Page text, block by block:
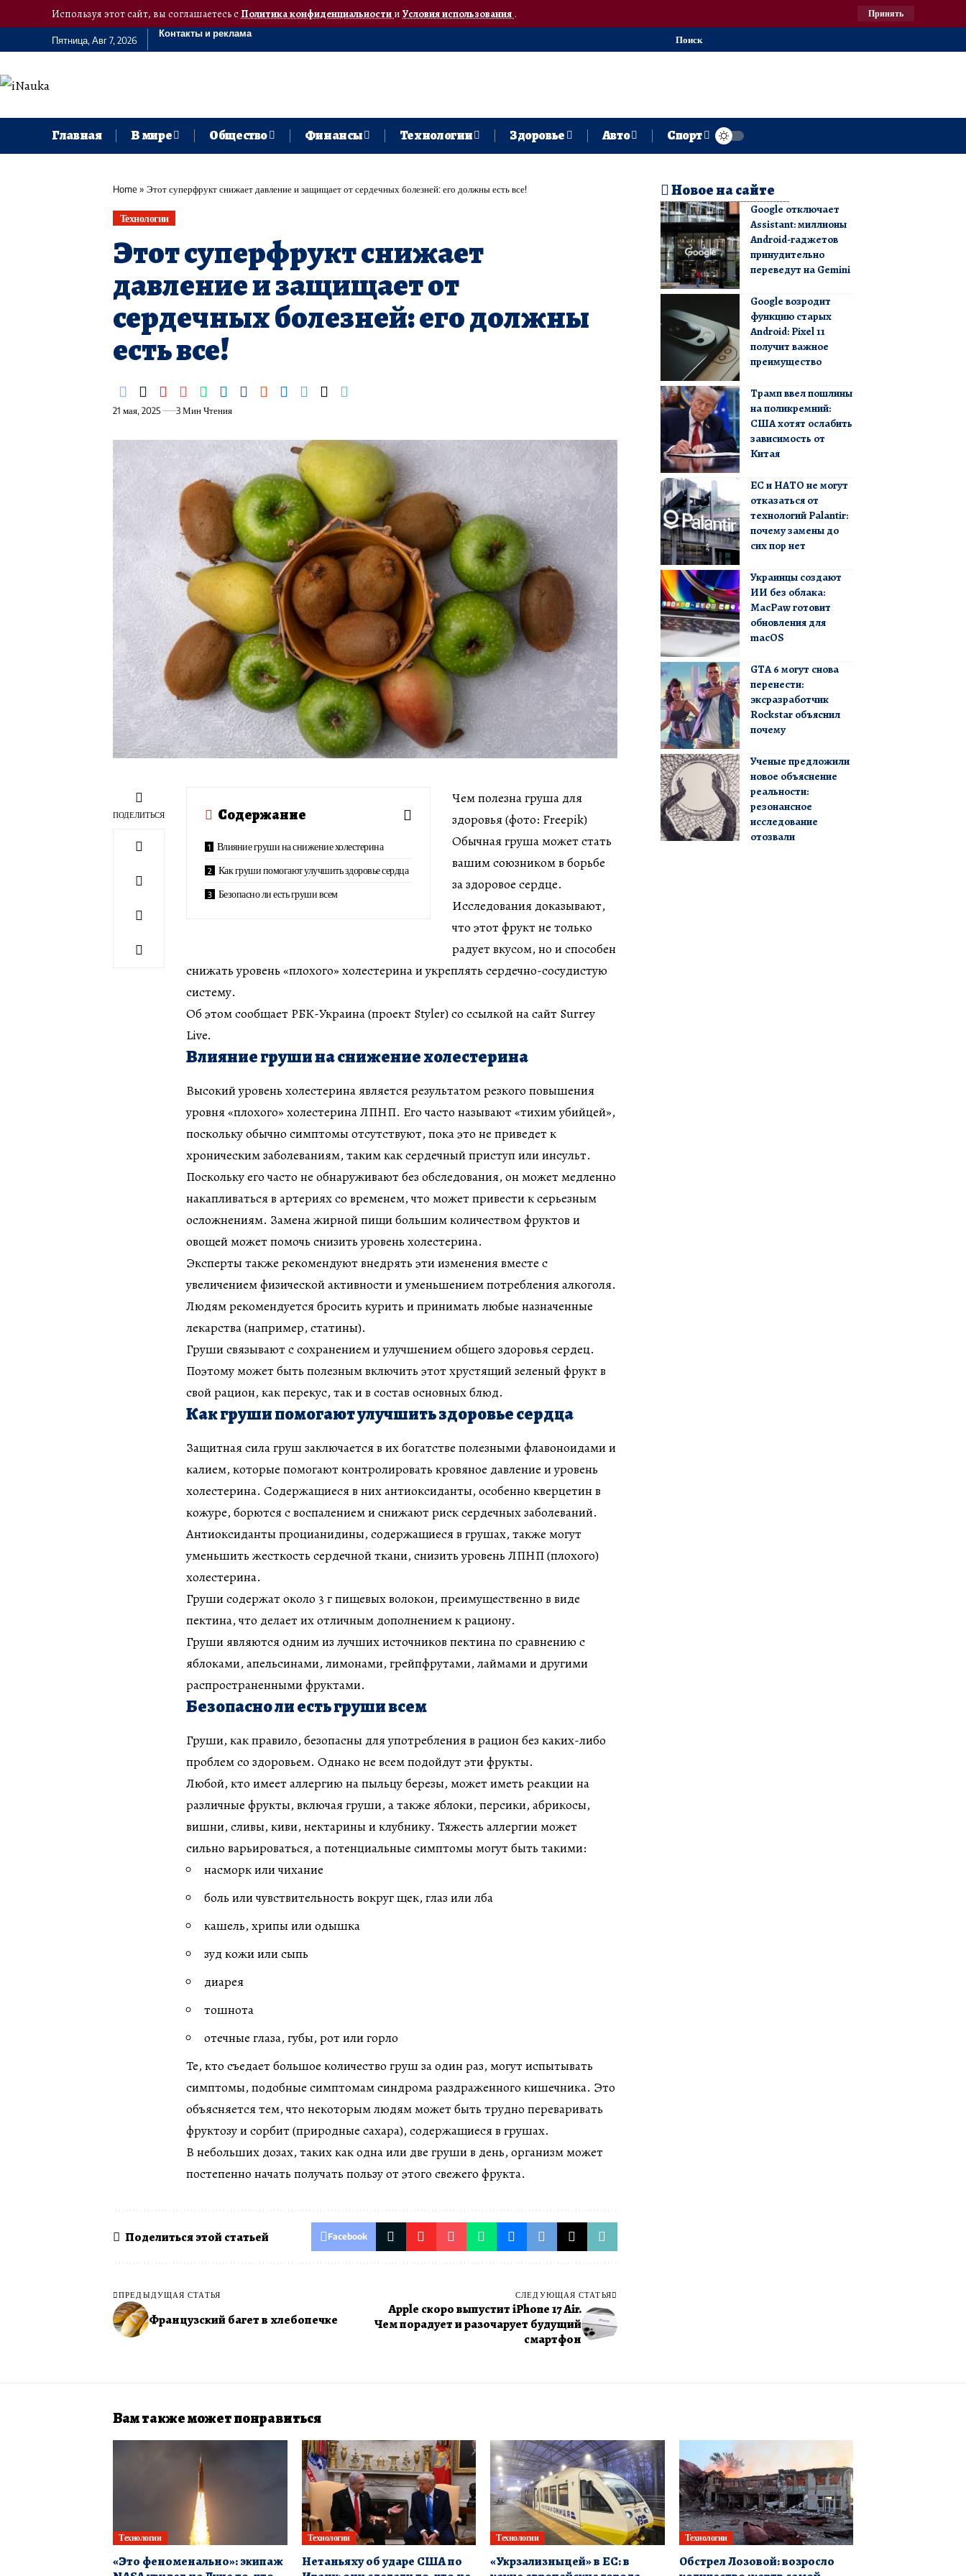
Используя этот сайт, вы соглашаетесь сПолитика конфиденциальностии Условия использования. Принять
Пятница, Авг 7, 2026
Контакты и реклама
Поиск
Главная В мире Общество Финансы Технологии Здоровье Авто Спорт
Home» Этот суперфрукт снижает давление и защищает от сердечных болезней: его должны есть все!
Технологии
Этот суперфрукт снижает
давление и защищает от
сердечных болезней: его должны
есть все!
21 мая, 2025 3 Мин Чтения
ПОДЕЛИТЬСЯ Содержание
Влияние груши на снижение холестерина
Как груши помогают улучшить здоровье сердца
Безопасно ли есть груши всем
Чем полезна груша для
здоровья (фото: Freepik)
Обычная груша может стать
вашим союзником в борьбе
за здоровое сердце.
Исследования доказывают,
что этот фрукт не только
радует вкусом, но и способен
снижать уровень «плохого» холестерина и укреплять сердечно-сосудистую
систему.
Об этом сообщает РБК-Украина (проект Styler) со ссылкой на сайт Surrey
Live.
Влияние груши на снижение холестерина
Высокий уровень холестерина является результатом резкого повышения
уровня «плохого» холестерина ЛПНП. Его часто называют «тихим убийцей»,
поскольку обычно симптомы отсутствуют, пока это не приведет к
хроническим заболеваниям, таким как сердечный приступ или инсульт.
Поскольку его часто не обнаруживают без обследования, он может медленно
накапливаться в артериях со временем, что может привести к серьезным
осложнениям. Замена жирной пищи большим количеством фруктов и
овощей может помочь снизить уровень холестерина.
Эксперты также рекомендуют внедрять эти изменения вместе с
увеличением физической активности и уменьшением потребления алкоголя.
Людям рекомендуется бросить курить и принимать любые назначенные
лекарства (например, статины).
Груши связывают с сохранением и улучшением общего здоровья сердец.
Поэтому может быть полезным включить этот хрустящий зеленый фрукт в
свой рацион, как перекус, так и в состав основных блюд.
Как груши помогают улучшить здоровье сердца
Защитная сила груш заключается в их богатстве полезными флавоноидами и
калием, которые помогают контролировать кровяное давление и уровень
холестерина. Содержащиеся в них антиоксиданты, особенно кверцетин в
кожуре, борются с воспалением и снижают риск сердечных заболеваний.
Антиоксиданты процианидины, содержащиеся в грушах, также могут
уменьшить жесткость сердечной ткани, снизить уровень ЛПНП (плохого)
холестерина.
Груши содержат около 3 г пищевых волокон, преимущественно в виде
пектина, что делает их отличным дополнением к рациону.
Груши являются одним из лучших источников пектина по сравнению с
яблоками, апельсинами, лимонами, грейпфрутами, лаймами и другими
распространенными фруктами.
Безопасно ли есть груши всем
Груши, как правило, безопасны для употребления в рацион без каких-либо
проблем со здоровьем. Однако не всем подойдут эти фрукты.
Любой, кто имеет аллергию на пыльцу березы, может иметь реакции на
различные фрукты, включая груши, а также яблоки, персики, абрикосы,
вишни, сливы, киви, нектарины и клубнику. Тяжесть аллергии может
сильно варьироваться, а потенциальные симптомы могут быть такими:
насморк или чихание
боль или чувствительность вокруг щек, глаз или лба
кашель, хрипы или одышка
зуд кожи или сыпь
диарея
тошнота
отечные глаза, губы, рот или горло
Те, кто съедает большое количество груш за один раз, могут испытывать
симптомы, подобные симптомам синдрома раздраженного кишечника. Это
объясняется тем, что некоторым людям может быть трудно переваривать
фруктозу и сорбит (природные сахара), содержащиеся в грушах.
В небольших дозах, таких как одна или две груши в день, организм может
постепенно начать получать пользу от этого свежего фрукта.
Поделиться этой статьей Facebook
ПРЕДЫДУЩАЯ СТАТЬЯ
Французский багет в хлебопечке
СЛЕДУЮЩАЯ СТАТЬЯ
Apple скоро выпустит iPhone 17 Air.
Чем порадует и разочарует будущий
смартфон
Новое на сайте
Google отключает
Assistant: миллионы
Android-гаджетов
принудительно
переведут на Gemini
Google возродит
функцию старых
Android: Pixel 11
получит важное
преимущество
Трамп ввел пошлины
на поликремний:
США хотят ослабить
зависимость от
Китая
ЕС и НАТО не могут
отказаться от
технологий Palantir:
почему замены до
сих пор нет
Украинцы создают
ИИ без облака:
MacPaw готовит
обновления для
macOS
GTA 6 могут снова
перенести:
эксразработчик
Rockstar объяснил
почему
Ученые предложили
новое объяснение
реальности:
резонансное
исследование
отозвали
Вам также может понравиться
Технологии
«Это феноменально»: экипаж
Технологии
Нетаньяху об ударе США по
Технологии
«Укрзализныцей» в ЕС: в
Технологии
Обстрел Лозовой: возросло